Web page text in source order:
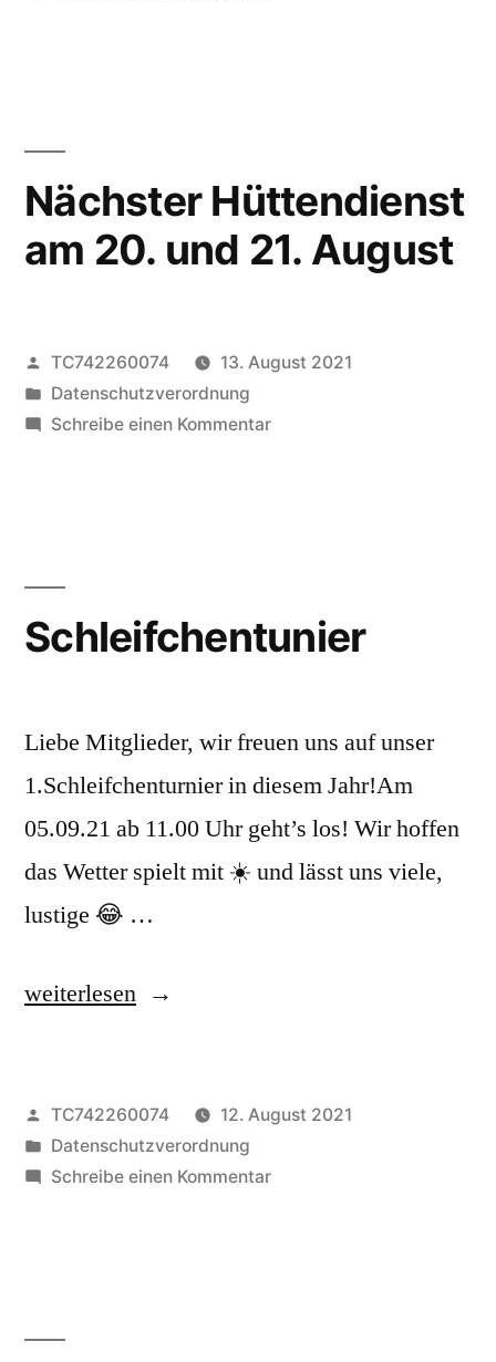
Nächster Hüttendienst
am 20. und 21. August
Veröffentlicht
von
TC742260074
13. August 2021
Veröffentlicht
unter
Datenschutzverordnung
Schreibe einen Kommentarzu
August
Schleifchentunier
Liebe Mitglieder, wir freuen uns auf unser
1.Schleifchenturnier in diesem Jahr!Am
05.09.21 ab 11.00 Uhr geht’s los! Wir hoffen
das Wetter spielt mit ☀️ und lässt uns viele,
lustige 😂 …
„Schleifchentunier“
weiterlesen
Veröffentlicht
von
TC742260074
12. August 2021
Veröffentlicht
unter
Datenschutzverordnung
Schreibe einen Kommentarzu